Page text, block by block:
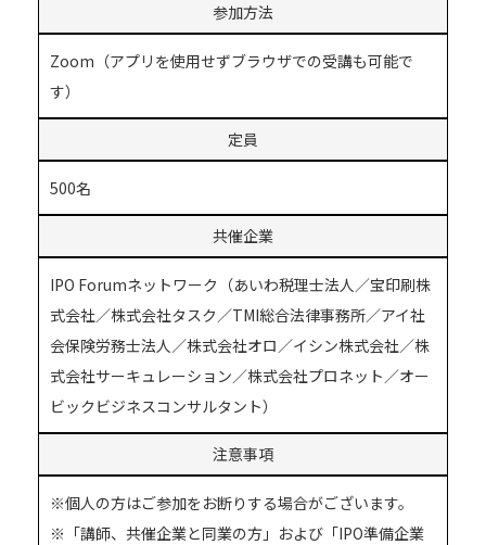
参加方法
Zoom（アプリを使用せずブラウザでの受講も可能で
す）
定員
500名
共催企業
IPO Forumネットワーク（あいわ税理士法人／宝印刷株
式会社／株式会社タスク／TMI総合法律事務所／アイ社
会保険労務士法人／株式会社オロ／イシン株式会社／株
式会社サーキュレーション／株式会社プロネット／オー
ビックビジネスコンサルタント）
注意事項
※個人の方はご参加をお断りする場合がございます。
※「講師、共催企業と同業の方」および「IPO準備企業